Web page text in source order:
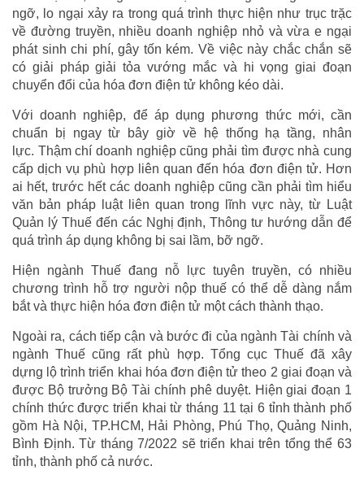
ngỡ, lo ngại xảy ra trong quá trình thực hiện như trục trặc
về đường truyền, nhiều doanh nghiệp nhỏ và vừa e ngại
phát sinh chi phí, gây tốn kém. Về việc này chắc chắn sẽ
có giải pháp giải tỏa vướng mắc và hi vọng giai đoạn
chuyển đổi của hóa đơn điện tử không kéo dài.
Với doanh nghiệp, để áp dụng phương thức mới, cần
chuẩn bị ngay từ bây giờ về hệ thống hạ tầng, nhân
lực. Thậm chí doanh nghiệp cũng phải tìm được nhà cung
cấp dịch vụ phù hợp liên quan đến hóa đơn điện tử. Hơn
ai hết, trước hết các doanh nghiệp cũng cần phải tìm hiểu
văn bản pháp luật liên quan trong lĩnh vực này, từ Luật
Quản lý Thuế đến các Nghị định, Thông tư hướng dẫn để
quá trình áp dụng không bị sai lầm, bỡ ngỡ.
Hiện ngành Thuế đang nỗ lực tuyên truyền, có nhiều
chương trình hỗ trợ người nộp thuế có thể dễ dàng nắm
bắt và thực hiện hóa đơn điện tử một cách thành thạo.
Ngoài ra, cách tiếp cận và bước đi của ngành Tài chính và
ngành Thuế cũng rất phù hợp. Tổng cục Thuế đã xây
dựng lộ trình triển khai hóa đơn điện tử theo 2 giai đoạn và
được Bộ trưởng Bộ Tài chính phê duyệt. Hiện giai đoạn 1
chính thức được triển khai từ tháng 11 tại 6 tỉnh thành phố
gồm Hà Nội, TP.HCM, Hải Phòng, Phú Thọ, Quảng Ninh,
Bình Định. Từ tháng 7/2022 sẽ triển khai trên tổng thể 63
tỉnh, thành phố cả nước.